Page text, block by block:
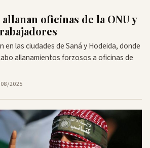
oficinas de la ONU y
en las ciudades de Saná y Hodeida, donde
allanamientos forzosos a oficinas de
2025